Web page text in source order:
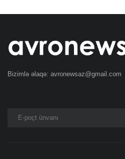
Bizimlə əlaqə: avronewsaz@gmail.com